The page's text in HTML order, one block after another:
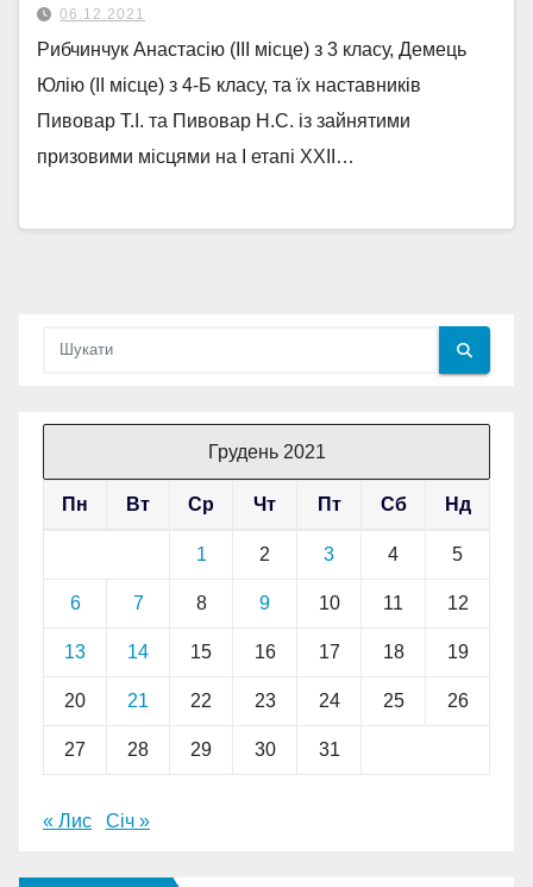
06.12.2021
Рибчинчук Анастасію (ІІІ місце) з 3 класу, Демець
Юлію (ІІ місце) з 4-Б класу, та їх наставників
Пивовар Т.І. та Пивовар Н.С. із зайнятими
призовими місцями на І етапі ХХІІ…
Грудень 2021
Пн Вт Ср Чт Пт Сб Нд
1 2 3 4 5
6 7 8 9 10 11 12
13 14 15 16 17 18 19
20 21 22 23 24 25 26
27 28 29 30 31
« Лис Січ »